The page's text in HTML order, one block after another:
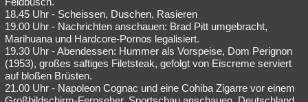
18.45 Uhr - Scheissen, Duschen, Rasieren
19.00 Uhr - Nachrichten anschauen: Brad Pitt umgebracht,
Marihuana und Hardcore-Pornos legalisiert.
19.30 Uhr - Abendessen: Hummer als Vorspeise, Dom Perignon
(1953), großes saftiges Filetsteak, gefolgt von Eiscreme serviert
auf bloßen Brüsten.
21.00 Uhr - Napoleon Cognac und eine Cohiba Zigarre vor einem